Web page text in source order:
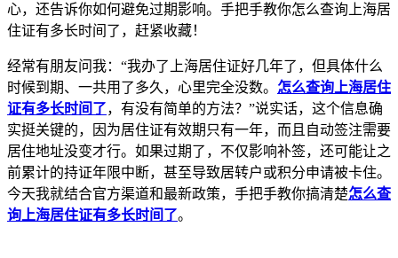
心，还告诉你如何避免过期影响。手把手教你怎么查询上海居
住证有多长时间了，赶紧收藏！
经常有朋友问我：“我办了上海居住证好几年了，但具体什么
时候到期、一共用了多久，心里完全没数。 怎么查询上海居住
证有多长时间了，有没有简单的方法？”说实话，这个信息确
实挺关键的，因为居住证有效期只有一年，而且自动签注需要
居住地址没变才行。如果过期了，不仅影响补签，还可能让之
前累计的持证年限中断，甚至导致居转户或积分申请被卡住。
今天我就结合官方渠道和最新政策，手把手教你搞清楚怎么查
询上海居住证有多长时间了。